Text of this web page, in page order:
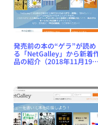
発売前の本の“ゲラ”が読め
る「NetGalley」から新着
品の紹介（2018年11月19日